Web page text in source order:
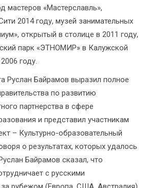
мастеров «Мастерславль»,
2014 году, музей занимательных
открытый в столице в 2011 году,
парк «ЭТНОМИР» в Калужской
году.
Руслан Байрамов выразил полное
по развитию
партнерства в сфере
и представил участникам
– Культурно-образовательный
о результатах, которых удалось
Байрамов сказал, что
с русскими